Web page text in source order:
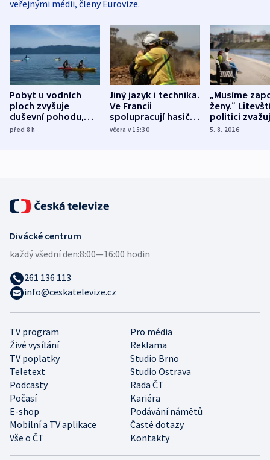
veřejnými médii, členy Eurovize.
Pobyt u vodních
ploch zvyšuje
duševní pohodu,
ukázala
před 8h
Jiný jazyk i technika.
Ve Francii
spolupracují hasiči z
různých zemí
včera v 15:30
„Musíme
ženy.“
politici
dohodu o
5. 8. 2026
TV program
Pro média
Živé vysílání
Reklama
TV poplatky
Studio Brno
Teletext
Studio Ostrava
Podcasty
Rada ČT
Počasí
Kariéra
E-shop
Podávání námětů
Mobilní a TV aplikace
Časté dotazy
Vše o ČT
Kontakty
Divácké centrum
každý všední den:8:00—16:00 hodin
261 136 113
info@ceskatelevize.cz